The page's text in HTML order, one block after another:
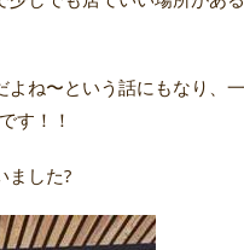
ね〜という話にもなり、
す！！
ました?